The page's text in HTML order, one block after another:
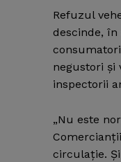
Refuzul
descinde,
negustori şi
inspectorii
„Nu este
circulaţie.